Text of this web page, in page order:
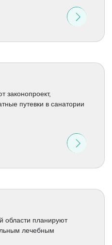
законопроект,
путевки в санатории
области планируют
лечебным